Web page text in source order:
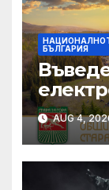
БЪЛГАРИЯ
AUG 4,